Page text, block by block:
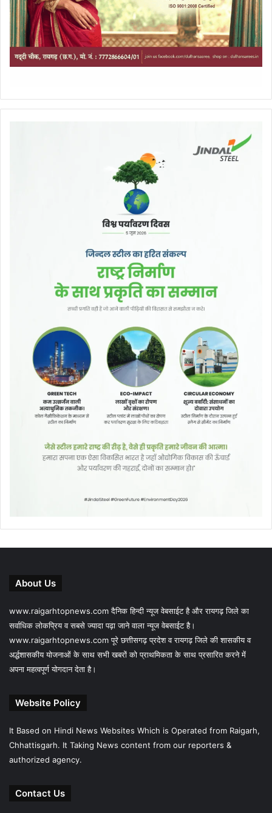
About Us
www.raigarhtopnews.com दैनिक हिन्दी न्यूज वेबसाईट है और रायगढ़ जिले का
सर्वाधिक लोकप्रिय व सबसे ज्यादा पढ़ा जाने वाला न्यूज वेबसाईट है।
www.raigarhtopnews.com पूरे छत्तीसगढ़ प्रदेश व रायगढ़ जिले की शासकीय व
अर्द्धशासकीय योजनाओं के साथ सभी खबरों को प्राथमिकता के साथ प्रसारित करने में
अपना महत्वपूर्ण योगदान देता है।
Website Policy
It Based on Hindi News Websites Which is Operated from Raigarh,
Chhattisgarh. It Taking News content from our reporters &
authorized agency.
Contact Us